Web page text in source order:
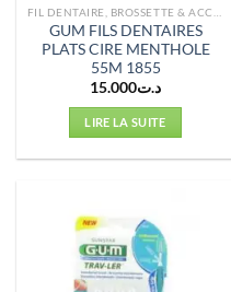
GUM FILS DENTAIRES
PLATS CIRE MENTHOLE
55M 1855
د.ت15.000
LIRE LA SUITE